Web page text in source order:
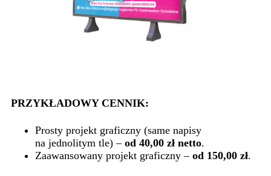
PRZYKŁADOWY CENNIK:
Prosty projekt graficzny (same napisy
na jednolitym tle) – od 40,00 zł netto.
Zaawansowany projekt graficzny – od 150,00 zł.